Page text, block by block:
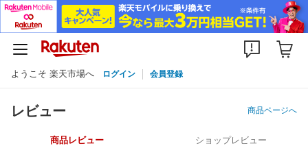
ようこそ 楽天市場へ ログイン 会員登録
レビュー 商品ページへ
商品レビュー ショップレビュー